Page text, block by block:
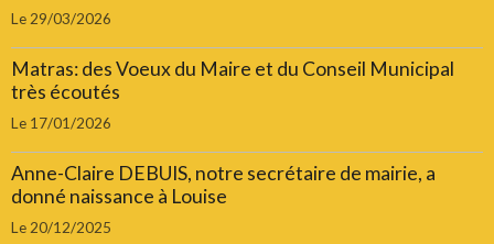
Le 29/03/2026
Matras: des Voeux du Maire et du Conseil Municipal
très écoutés
Le 17/01/2026
Anne-Claire DEBUIS, notre secrétaire de mairie, a
donné naissance à Louise
Le 20/12/2025